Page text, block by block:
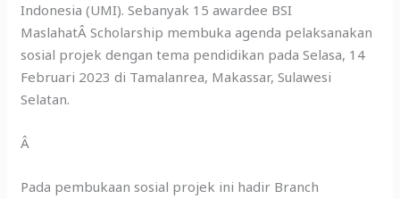
Indonesia (UMI). Sebanyak 15 awardee BSI
MaslahatÂ Scholarship membuka agenda pelaksanakan
sosial projek dengan tema pendidikan pada Selasa, 14
Februari 2023 di Tamalanrea, Makassar, Sulawesi
Selatan.
Â
Pada pembukaan sosial projek ini hadir Branch